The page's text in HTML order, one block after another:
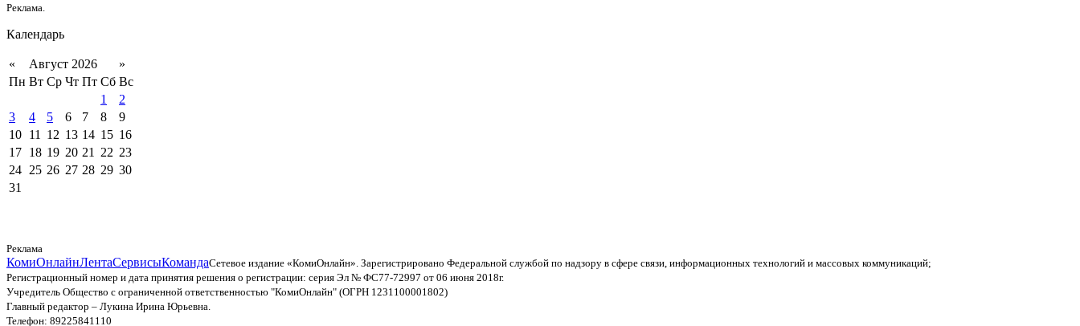
Реклама.
Календарь
« Август 2026
»
Пн Вт Ср Чт Пт Сб Вс
1
2
3
4 5 6 7 8
9
10 11 12 13 14 15 16
17 18 19 20 21 22 23
24 25 26 27 28 29 30
31
Реклама
КомиОнлайнЛентаСервисыКомандаСетевое издание «КомиОнлайн». Зарегистрировано Федеральной службой по надзору в сфере связи, информационных технологий и массовых коммуникаций;
Регистрационный номер и дата принятия решения о регистрации: серия Эл № ФС77-72997 от 06 июня 2018г.
Учредитель Общество с ограниченной ответственностью "КомиОнлайн" (ОГРН 1231100001802)
Главный редактор – Лукина Ирина Юрьевна.
Телефон: 89225841110